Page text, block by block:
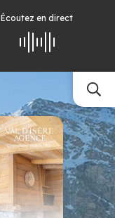
Écoutez en direct